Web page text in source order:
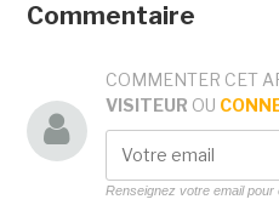
Commentaire
COMMENTER CET
VISITEUR OU
Renseignez votre email